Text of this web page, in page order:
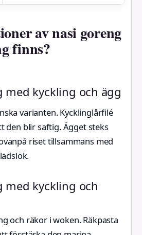
av nasi goreng
finns?
med kyckling och ägg
varianten. Kycklinglårfilé
den blir saftig. Ägget steks
riset tillsammans med
med kyckling och
och räkor i woken. Räkpasta